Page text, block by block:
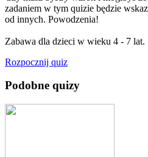
zadaniem w tym quizie będzie
od innych. Powodzenia!
Zabawa dla dzieci w wieku 4 - 7 lat.
Rozpocznij quiz
Podobne quizy